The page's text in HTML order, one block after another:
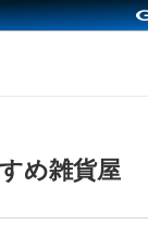
め雑貨屋